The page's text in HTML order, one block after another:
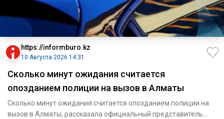
https://informburo.kz
10 Августа 2026 14:31
Сколько минут ожидания считается
опозданием полиции на вызов в Алматы
Сколько минут ожидания считается опозданием полиции на
вызов в Алматы, рассказала официальный представитель